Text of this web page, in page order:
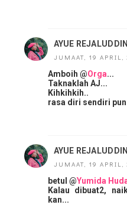
AYUE REJALUDDIN
JUMAAT, 19 APRIL,
Amboih @Orga...
Taknaklah AJ...
Kihkihkih..
rasa diri sendiri
AYUE REJALUDDIN
JUMAAT, 19 APRIL,
betul @Yumida
Kalau dibuat2,
kan...